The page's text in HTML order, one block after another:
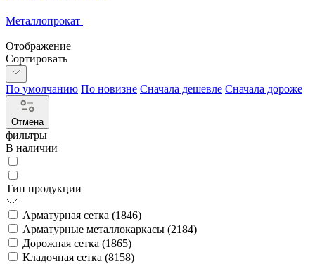
Металлопрокат
Отображение
Сортировать
По умолчанию По новизне Сначала дешевле Сначала дороже
Отмена
фильтры
В наличии
Тип продукции
Арматурная сетка (1846)
Арматурные металлокаркасы (2184)
Дорожная сетка (1865)
Кладочная сетка (8158)